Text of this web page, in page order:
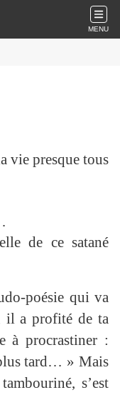
MENU
vie presque tous
de ce satané
poésie qui va
il a profité de ta
à procrastiner :
tard… » Mais
s’est